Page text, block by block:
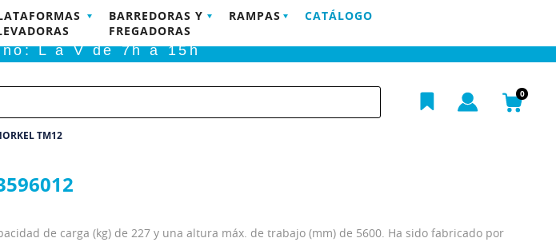
ONLINE POSTVENTA EMPRESA
L a V de 7h a 15h
0
BARREDORAS Y
FREGADORAS
RAMPAS CATÁLOGO
TM12
de carga (kg) de 227 y una altura máx. de trabajo (mm) de 5600. Ha sido fabricado por